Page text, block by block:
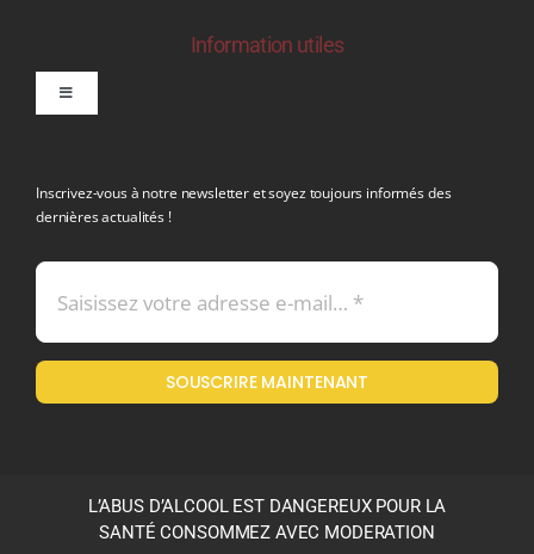
Information utiles
Toggle
Mentions légales
Politique en matière de remboursements et de retours
Inscrivez-vous à notre newsletter et soyez toujours informés des
dernières actualités !
SOUSCRIRE MAINTENANT
L’ABUS D’ALCOOL EST DANGEREUX POUR LA
SANTÉ CONSOMMEZ AVEC MODERATION